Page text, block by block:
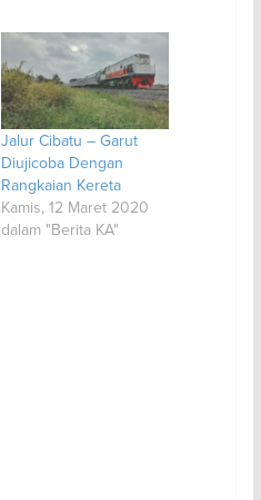
Jalur Cibatu – Garut
Diujicoba Dengan
Rangkaian Kereta
Kamis, 12 Maret 2020
dalam "Berita KA"